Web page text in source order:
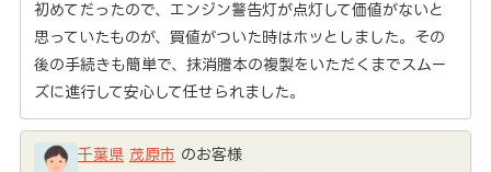
初めてだったので、エンジン警告灯が点灯して価値がないと
思っていたものが、買値がついた時はホッとしました。その
後の手続きも簡単で、抹消謄本の複製をいただくまでスムー
ズに進行して安心して任せられました。
千葉県 茂原市 のお客様